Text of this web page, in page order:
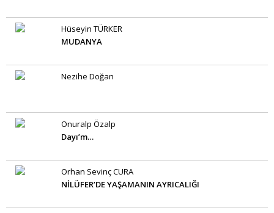
Hüseyin TÜRKER
MUDANYA
Nezihe Doğan
Onuralp Özalp
Dayı’m…
Orhan Sevinç CURA
NİLÜFER’DE YAŞAMANIN AYRICALIĞI